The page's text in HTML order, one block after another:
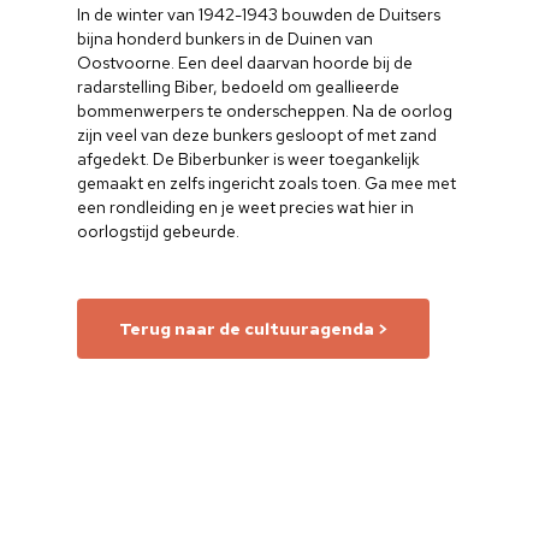
In de winter van 1942-1943 bouwden de Duitsers
bijna honderd bunkers in de Duinen van
Oostvoorne. Een deel daarvan hoorde bij de
radarstelling Biber, bedoeld om geallieerde
bommenwerpers te onderscheppen. Na de oorlog
zijn veel van deze bunkers gesloopt of met zand
afgedekt. De Biberbunker is weer toegankelijk
gemaakt en zelfs ingericht zoals toen. Ga mee met
een rondleiding en je weet precies wat hier in
oorlogstijd gebeurde.
Terug naar de cultuuragenda >